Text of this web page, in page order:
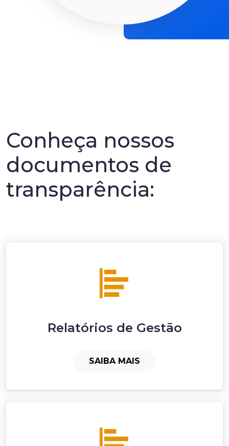
Conheça nossos
documentos de
transparência:
Relatórios de Gestão
SAIBA MAIS